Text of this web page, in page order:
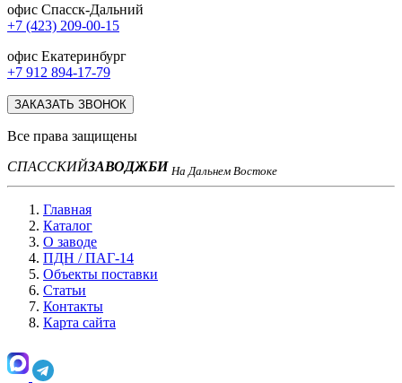
офис Спасск-Дальний
+7 (423) 209-00-15
офис Екатеринбург
+7 912 894-17-79
ЗАКАЗАТЬ ЗВОНОК
Все права защищены
СПАССКИЙЗАВОДЖБИ На Дальнем Востоке
Главная
Каталог
О заводе
ПДН / ПАГ-14
Объекты поставки
Статьи
Контакты
Карта сайта